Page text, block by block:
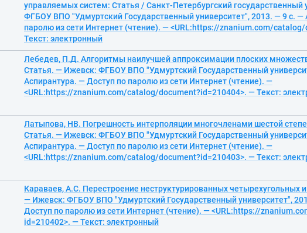
управляемых систем: Статья / Санкт-Петербургский государственный
ФГБОУ ВПО "Удмуртский Государственный университет", 2013. — 9 с. —
паролю из сети Интернет (чтение). — <URL:https://znanium.com/
Текст: электронный
Лебедев, П.Д. Алгоритмы наилучшей аппроксимации плоских
Статья. — Ижевск: ФГБОУ ВПО "Удмуртский Государственный
Аспирантура. — Доступ по паролю из сети Интернет (чтение). —
<URL:https://znanium.com/catalog/document?id=210404>. — Текст:
Латыпова, НВ. Погрешность интерполяции многочленами шестой
Статья. — Ижевск: ФГБОУ ВПО "Удмуртский Государственный
Аспирантура. — Доступ по паролю из сети Интернет (чтение). —
<URL:https://znanium.com/catalog/document?id=210403>. — Текст:
Караваев, А.С. Перестроение неструктурированных четырехугольных
— Ижевск: ФГБОУ ВПО "Удмуртский Государственный университет",
Доступ по паролю из сети Интернет (чтение). — <URL:https://
id=210402>. — Текст: электронный